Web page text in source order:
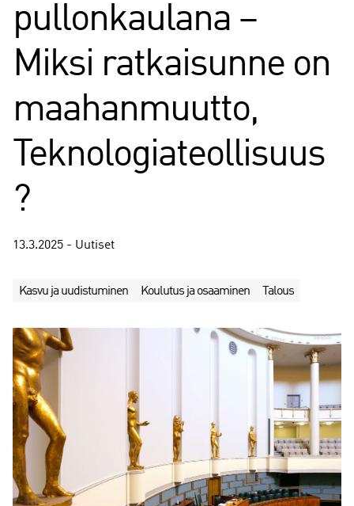
pullonkaulana –
Miksi ratkaisunne on
maahanmuutto,
Teknologiateollisuus
?
13.3.2025 - Uutiset
Kasvu ja uudistuminen Koulutus ja osaaminen Talous